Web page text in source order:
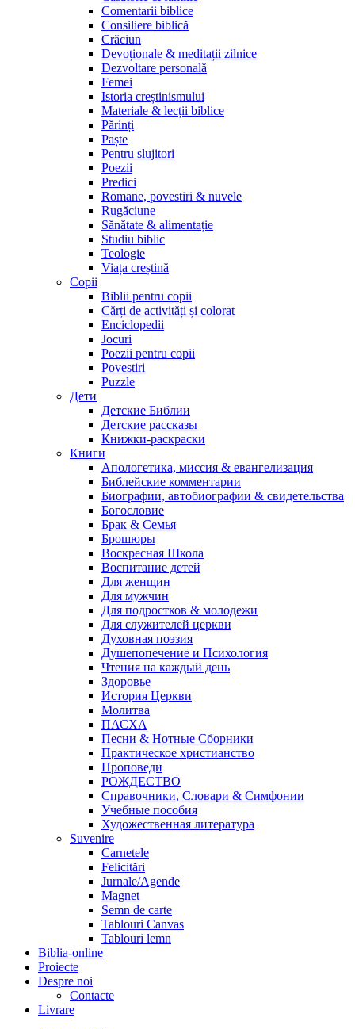
Comentarii biblice
Consiliere biblică
Crăciun
Devoționale & meditații zilnice
Dezvoltare personală
Femei
Istoria creștinismului
Materiale & lecții biblice
Părinți
Paște
Pentru slujitori
Poezii
Predici
Romane, povestiri & nuvele
Rugăciune
Sănătate & alimentație
Studiu biblic
Teologie
Viața creștină
Copii
Biblii pentru copii
Cărți de activități și colorat
Enciclopedii
Jocuri
Poezii pentru copii
Povestiri
Puzzle
Дети
Детские Библии
Детские рассказы
Книжки-раскраски
Книги
Апологетика, миссия & евангелизация
Библейские комментарии
Биографии, автобиографии & свидетельства
Богословие
Брак & Семья
Брошюры
Воскресная Школа
Воспитание детей
Для женщин
Для мужчин
Для подростков & молодежи
Для служителей церкви
Духовная поэзия
Душепопечение и Психология
Чтения на каждый день
Здоровье
История Церкви
Молитва
ПАСХА
Песни & Нотные Сборники
Практическое христианство
Проповеди
РОЖДЕСТВО
Справочники, Словари & Симфонии
Учебные пособия
Художественная литература
Suvenire
Carnetele
Felicitări
Jurnale/Agende
Magnet
Semn de carte
Tablouri Canvas
Tablouri lemn
Biblia-online
Proiecte
Despre noi
Contacte
Livrare